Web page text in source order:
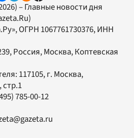
– Главные новости дня
, ОГРН 1067761730376, ИНН
Россия, Москва, Коптевская
117105, г. Москва,
785-00-12